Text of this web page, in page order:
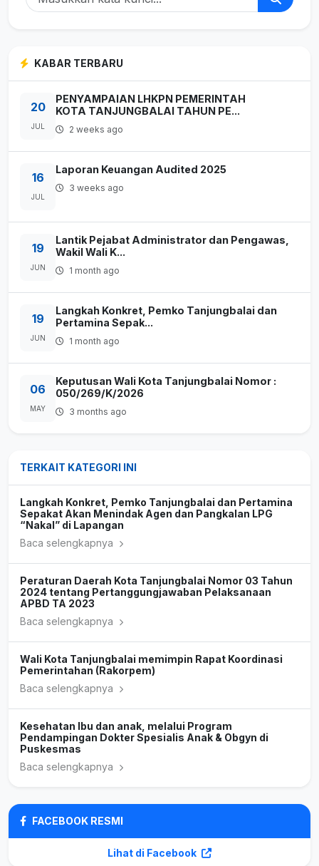
KABAR TERBARU
20
JUL
PENYAMPAIAN LHKPN PEMERINTAH
KOTA TANJUNGBALAI TAHUN PE...
2 weeks ago
16
JUL
Laporan Keuangan Audited 2025
3 weeks ago
19
JUN
Lantik Pejabat Administrator dan Pengawas,
Wakil Wali K...
1 month ago
19
JUN
Langkah Konkret, Pemko Tanjungbalai dan
Pertamina Sepak...
1 month ago
06
MAY
Keputusan Wali Kota Tanjungbalai Nomor :
050/269/K/2026
3 months ago
TERKAIT KATEGORI INI
Langkah Konkret, Pemko Tanjungbalai dan Pertamina
Sepakat Akan Menindak Agen dan Pangkalan LPG
“Nakal” di Lapangan
Baca selengkapnya
Peraturan Daerah Kota Tanjungbalai Nomor 03 Tahun
2024 tentang Pertanggungjawaban Pelaksanaan
APBD TA 2023
Baca selengkapnya
Wali Kota Tanjungbalai memimpin Rapat Koordinasi
Pemerintahan (Rakorpem)
Baca selengkapnya
Kesehatan Ibu dan anak, melalui Program
Pendampingan Dokter Spesialis Anak & Obgyn di
Puskesmas
Baca selengkapnya
FACEBOOK RESMI
Lihat di Facebook